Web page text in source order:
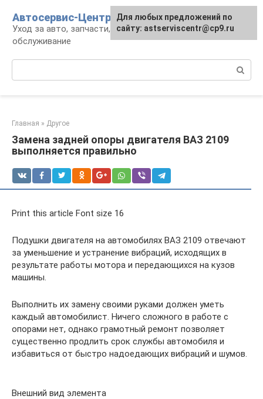
контенту
Автосервис-Центр
Уход за авто, запчасти, ремонт и
обслуживание
Главная » Другое
Замена задней опоры двигателя ВАЗ 2109
выполняется правильно
Print this article Font size 16
Подушки двигателя на автомобилях ВАЗ 2109 отвечают
за уменьшение и устранение вибраций, исходящих в
результате работы мотора и передающихся на кузов
машины.
Выполнить их замену своими руками должен уметь
каждый автомобилист. Ничего сложного в работе с
опорами нет, однако грамотный ремонт позволяет
существенно продлить срок службы автомобиля и
избавиться от быстро надоедающих вибраций и шумов.
Внешний вид элемента
Для любых предложений по
сайту: astserviscentr@cp9.ru